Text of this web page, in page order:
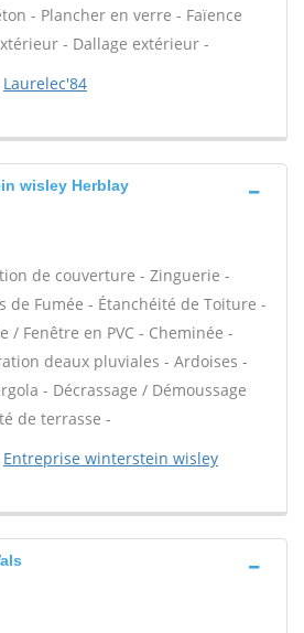
- Plancher en verre - Faïence
- Dallage extérieur -
Laurelec'84
wisley Herblay
de couverture - Zinguerie -
de Fumée - Étanchéité de Toiture -
/ Fenêtre en PVC - Cheminée -
deaux pluviales - Ardoises -
- Décrassage / Démoussage
de terrasse -
Entreprise winterstein wisley